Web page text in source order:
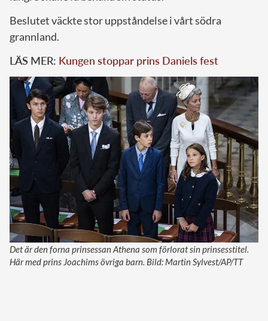
Beslutet väckte stor uppståndelse i vårt södra
grannland.
LÄS MER: Kungen stoppar prins Daniels fest
Det är den forna prinsessan Athena som förlorat sin prinsesstitel.
Här med prins Joachims övriga barn. Bild: Martin Sylvest/AP/TT